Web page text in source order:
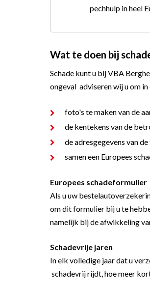
pechhulp in heel
Wat te doen bij
Schade kunt u bij VBA
ongeval adviseren wij u om in
foto's te maken van de
de kentekens van de
de adresgegevens van
samen een Europees
Europees schadeformulier
Als u uw
om dit formulier bij u te
namelijk bij de afwikkeling
Schadevrije jaren
In elk volledige jaar dat u
schadevrij rijdt, hoe meer